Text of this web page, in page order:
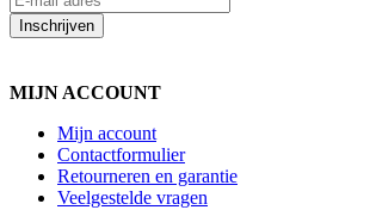
Inschrijven
MIJN ACCOUNT
Mijn account
Contactformulier
Retourneren en garantie
Veelgestelde vragen